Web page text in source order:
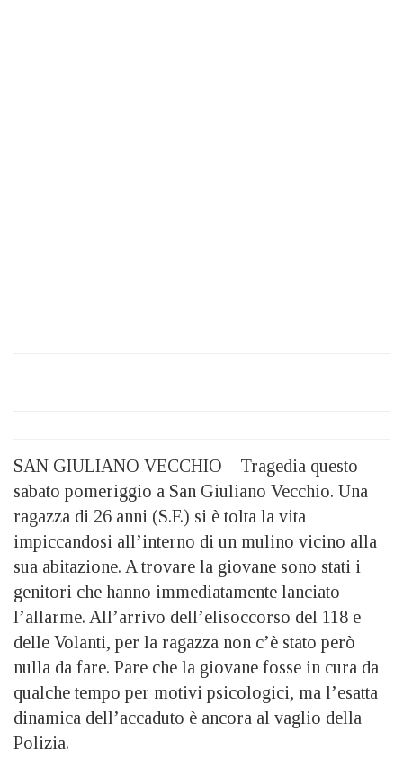
SAN GIULIANO VECCHIO – Tragedia questo
sabato pomeriggio a San Giuliano Vecchio. Una
ragazza di 26 anni (S.F.) si è tolta la vita
impiccandosi all’interno di un mulino vicino alla
sua abitazione. A trovare la giovane sono stati i
genitori che hanno immediatamente lanciato
l’allarme. All’arrivo dell’elisoccorso del 118 e
delle Volanti, per la ragazza non c’è stato però
nulla da fare. Pare che la giovane fosse in cura da
qualche tempo per motivi psicologici, ma l’esatta
dinamica dell’accaduto è ancora al vaglio della
Polizia.